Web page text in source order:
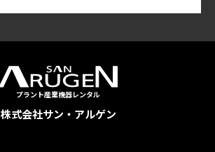
プラント産業機器レンタル
株式会社サン・アルゲン